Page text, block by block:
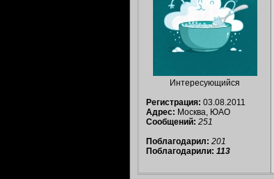
Интересующийся
Регистрация: 03.08.2011
Адрес: Москва, ЮАО
Сообщений: 251
Поблагодарил: 201
Поблагодарили: 113